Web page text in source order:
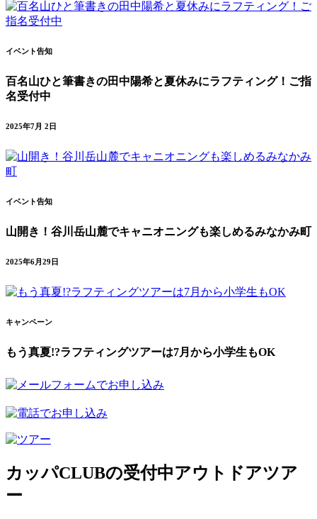
イベント告知
百名山ひと筆書きの田中陽希と夏休みにラフティング！ご指
名受付中
2025年7月 2日
イベント告知
山開き！谷川岳山麓でキャニオニングも楽しめるみなかみ町
2025年6月29日
キャンペーン
もう真夏!?ラフティングツアーは7月から小学生もOK
カッパCLUBの受付中アウトドアツア
ー